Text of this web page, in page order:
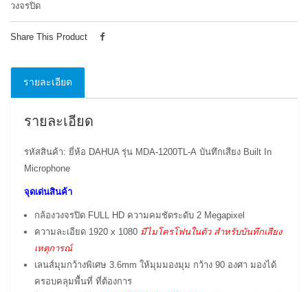
วงจรปิด
Share This Product
รายละเอียด
รายละเอียด
รหัสสินค้า: ยี่ห้อ DAHUA รุ่น MDA-1200TL-A บันทึกเสียง Built In
Microphone
จุดเด่นสินค้า
กล้องวงจรปิด FULL HD ความคมชัดระดับ 2 Megapixel
ความละเอียด 1920 x 1080 มีไมโครโฟนในตัว สำหรับบันทึกเสียง
เหตุการณ์
เลนส์มุมกว้างพิเศษ 3.6mm ให้มุมมองมุม กว้าง 90 องศา มองได้
ครอบคลุมพื้นที่ ที่ต้องการ